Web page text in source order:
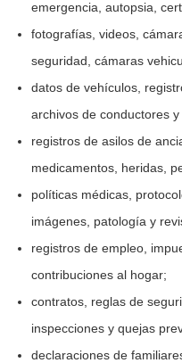
emergencia, autopsia,
fotografías, videos,
seguridad, cámaras
datos de vehículos,
archivos de conductores
registros de asilos de
medicamentos, heridas,
políticas médicas,
imágenes, patología y
registros de empleo,
contribuciones al hogar;
contratos, reglas de
inspecciones y quejas
declaraciones de